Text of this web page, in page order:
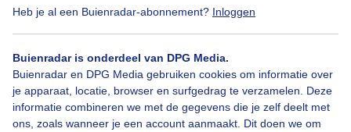
Heb je al een Buienradar-abonnement? Inloggen
Buienradar is onderdeel van DPG Media.
Buienradar en DPG Media gebruiken cookies om informatie over
je apparaat, locatie, browser en surfgedrag te verzamelen. Deze
informatie combineren we met de gegevens die je zelf deelt met
ons, zoals wanneer je een account aanmaakt. Dit doen we om
Zon Wolken Wind
Bekijk slideshow